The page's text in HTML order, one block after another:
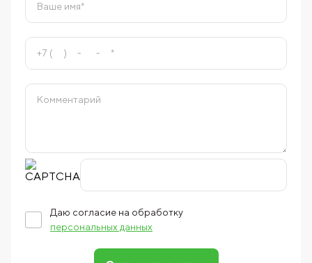
Даю согласие на обработку
персональных данных